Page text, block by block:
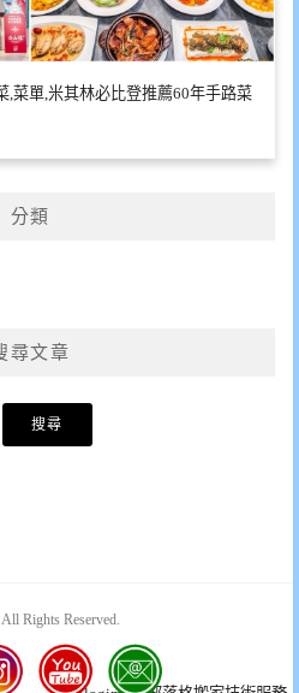
,菜單,米其林必比登推薦60年手路菜
分類
尋文章
Rights Reserved.